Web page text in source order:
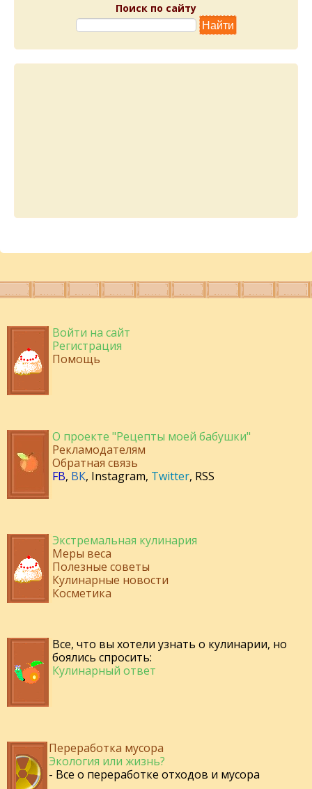
Поиск по сайту
Войти на сайт
Регистрация
Помощь
О проекте "Рецепты моей бабушки"
Рекламодателям
Обратная связь
FB, ВК, Instagram, Twitter, RSS
Экстремальная кулинария
Меры веса
Полезные советы
Кулинарные новости
Косметика
Все, что вы хотели узнать о кулинарии, но
боялись спросить:
Кулинарный ответ
Переработка мусора
Экология или жизнь?
- Все о переработке отходов и мусора